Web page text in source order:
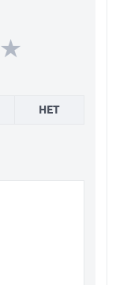
НЕТ